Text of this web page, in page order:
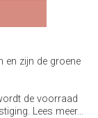
en zijn de groene
de voorraad
Lees meer...